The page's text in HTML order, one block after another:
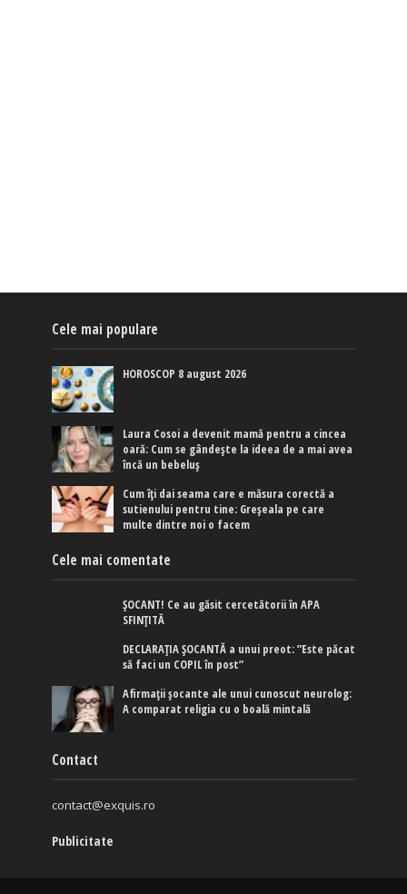
Cele mai populare
HOROSCOP 8 august 2026
Laura Cosoi a devenit mamă pentru a cincea
oară: Cum se gândește la ideea de a mai avea
încă un bebeluș
Cum îți dai seama care e măsura corectă a
sutienului pentru tine: Greșeala pe care
multe dintre noi o facem
Cele mai comentate
ȘOCANT! Ce au găsit cercetătorii în APA
SFINȚITĂ
DECLARAȚIA ȘOCANTĂ a unui preot: ”Este păcat
să faci un COPIL în post”
Afirmaţii şocante ale unui cunoscut neurolog:
A comparat religia cu o boală mintală
Contact
contact@exquis.ro
Publicitate